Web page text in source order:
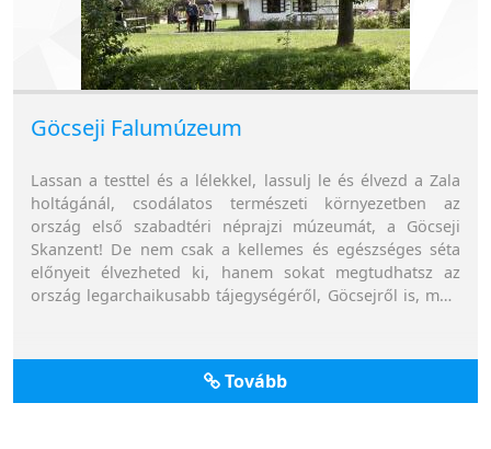
Göcseji Falumúzeum
Lassan a testtel és a lélekkel, lassulj le és élvezd a Zala
holtágánál, csodálatos természeti környezetben az
ország első szabadtéri néprajzi múzeumát, a Göcseji
Skanzent! De nem csak a kellemes és egészséges séta
előnyeit élvezheted ki, hanem sokat megtudhatsz az
ország legarchaikusabb tájegységéről, Göcsejről is, mely
akkoriban, most annyira nyitott: barangolj a göcseji
porták között, simogasd meg az állatokat, és még a régi,
Tovább